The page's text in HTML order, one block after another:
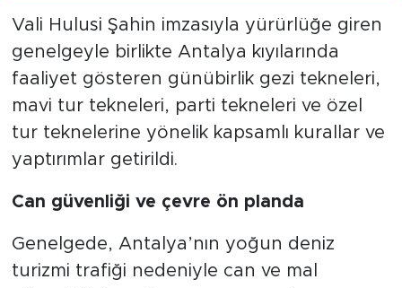
Vali Hulusi Şahin imzasıyla yürürlüğe giren
genelgeyle birlikte Antalya kıyılarında
faaliyet gösteren günübirlik gezi tekneleri,
mavi tur tekneleri, parti tekneleri ve özel
tur teknelerine yönelik kapsamlı kurallar ve
yaptırımlar getirildi.
Can güvenliği ve çevre ön planda
Genelgede, Antalya’nın yoğun deniz
turizmi trafiği nedeniyle can ve mal